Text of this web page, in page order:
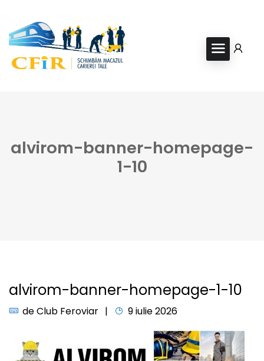
alvirom-banner-homepage-
1-10
alvirom-banner-homepage-1-10
deClub Feroviar 9 iulie 2026